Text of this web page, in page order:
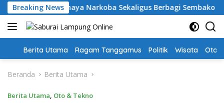
Langsung
ke
konten
Breaking News
Bahaya Narkoba Sekaligus Berbagi Sembako
Home
Berita Utama Ragam Tanggamus Politik Wisata Oto
Beranda Berita Utama
Berita Utama, Oto & Tekno